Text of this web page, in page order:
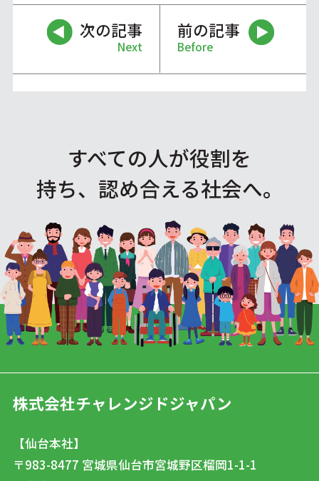
次の記事
Next
前の記事
Before
すべての人が役割を
持ち、認め合える社会へ。
株式会社チャレンジドジャパン
【仙台本社】
〒983-8477 宮城県仙台市宮城野区榴岡1-1-1